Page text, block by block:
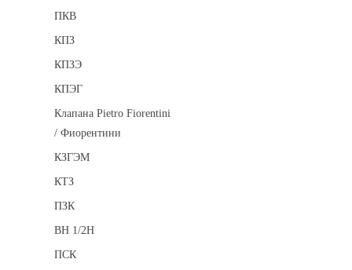
ПКВ
КПЗ
КПЗЭ
КПЭГ
Клапана Pietro Fiorentini
/ Фиорентини
КЗГЭМ
КТЗ
ПЗК
ВН 1/2Н
ПСК